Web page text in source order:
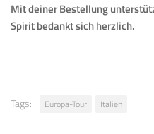
Mit deiner Bestellung
Spirit bedankt sich herzlich.
Tags: Europa-Tour Italien